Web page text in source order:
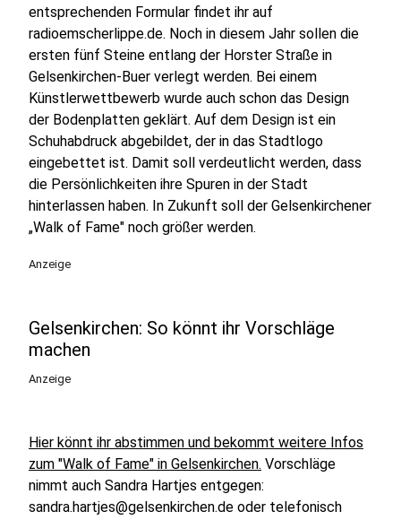
entsprechenden Formular findet ihr auf
radioemscherlippe.de. Noch in diesem Jahr sollen die
ersten fünf Steine entlang der Horster Straße in
Gelsenkirchen-Buer verlegt werden. Bei einem
Künstlerwettbewerb wurde auch schon das Design
der Bodenplatten geklärt. Auf dem Design ist ein
Schuhabdruck abgebildet, der in das Stadtlogo
eingebettet ist. Damit soll verdeutlicht werden, dass
die Persönlichkeiten ihre Spuren in der Stadt
hinterlassen haben. In Zukunft soll der Gelsenkirchener
„Walk of Fame" noch größer werden.
Anzeige
Gelsenkirchen: So könnt ihr Vorschläge
machen
Anzeige
Hier könnt ihr abstimmen und bekommt weitere Infos
zum "Walk of Fame" in Gelsenkirchen. Vorschläge
nimmt auch Sandra Hartjes entgegen:
sandra.hartjes@gelsenkirchen.de oder telefonisch